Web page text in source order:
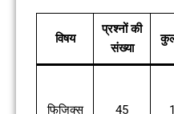
विषय
प्रश्नों की
संख्या
फिजिक्स 45